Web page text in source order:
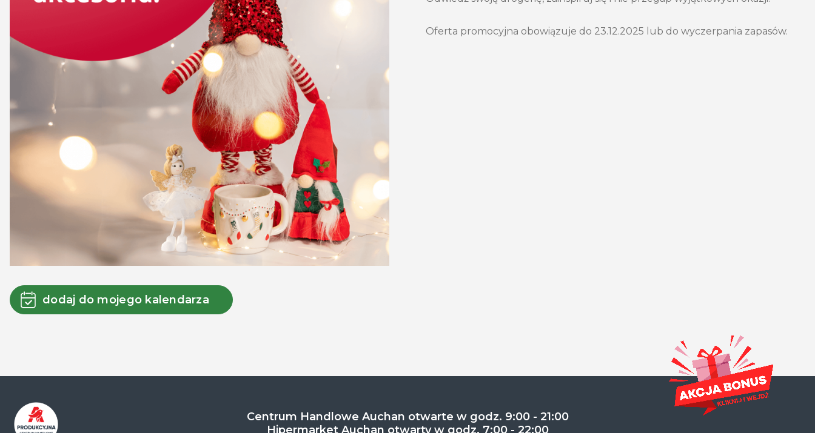
dodaj do mojego kalendarza
Oferta promocyjna obowiązuje do 23.12.2025 lub do wyczerpania zapasów.
Centrum Handlowe Auchan otwarte w godz. 9:00 - 21:00
Hipermarket Auchan otwarty w godz. 7:00 - 22:00